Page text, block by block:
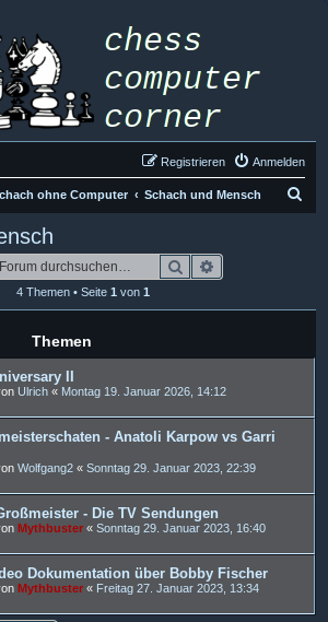
Anmelden
Registrieren
ohne Computer Schach und Mensch
Suche
4 Themen • Seite 1 von 1
Themen
II
Ulrich « Montag 19. Januar 2026, 14:12
- Anatoli Karpow vs Garri
Wolfgang2 « Sonntag 29. Januar 2023, 22:39
- Die TV Sendungen
Mythbuster « Sonntag 29. Januar 2023, 16:40
Dokumentation über Bobby Fischer
Mythbuster « Freitag 27. Januar 2023, 13:34